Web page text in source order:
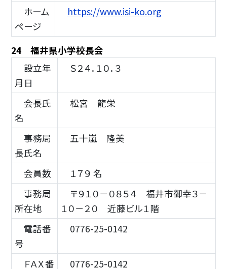
ホーム
ページ
https://www.isi-ko.org
24 福井県小学校長会
設立年
月日
Ｓ２４．１０．３
会長氏
名
松宮 龍栄
事務局
長氏名
五十嵐 隆美
会員数
１７９ 名
事務局
所在地
〒９１０－０８５４ 福井市御幸３－
１０－２０ 近藤ビル１階
電話番
号
0776-25-0142
ＦＡＸ番
0776-25-0142